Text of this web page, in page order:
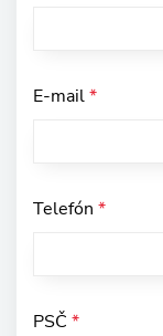
E-mail*
Telefón *
PSČ *